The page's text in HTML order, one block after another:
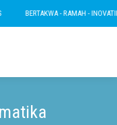
BERTAKWA - RAMAH -